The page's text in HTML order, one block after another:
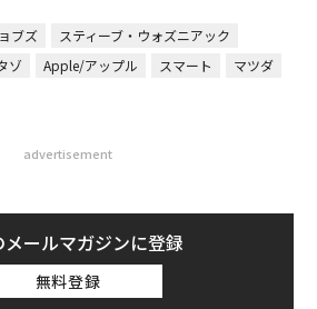
ブズ
スティーブ・ウォズニアック
ゾ Apple/アップル スマート マツダ
advertisement
ールマガジンに登録
無料登録